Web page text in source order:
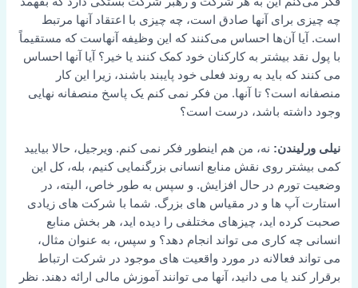
چه چیزی برای آنها صادق است، چه چیزی با اعتقاد آنها مرتبط
است. آیا آن‌ها احساس می‌کنند که این وظیفه آنهاست که مستقیماً
با پول نقد بیشتر به کارکنان خود کمک کنند یا خیر؟ آیا آنها احساس
می کنند که باید به روند فعلی خود پایبند باشند، زیرا این کار
منصفانه است؟ تا آنها. من فکر نمی کنم یک پاسخ منصفانه نهایی
وجود داشته باشد، درست است؟
نیلی ورلیندن: نه، من هم اینطور فکر نمی کنم. ویرجیل، حالا بیایید
کمی بیشتر روی نقش منابع انسانی بزرگنمایی کنیم، بله، کل این
وضعیت تورم در حال افزایش. و سپس به طور خاص، البته، در
استارت آپ ها و در مقیاس های بزرگ. شما با شرکت های زیادی
صحبت کرده اید، چیزهای مختلفی را دیده اید، هر بخش منابع
انسانی چه کاری می تواند انجام دهد؟ و سپس، به عنوان مثال،
می تواند فعالانه در مورد واقعیت های موجود در شرکت ارتباط
برقرار کند یا می دانید، آنها می توانند آموزش مالی ارائه دهند. نظر